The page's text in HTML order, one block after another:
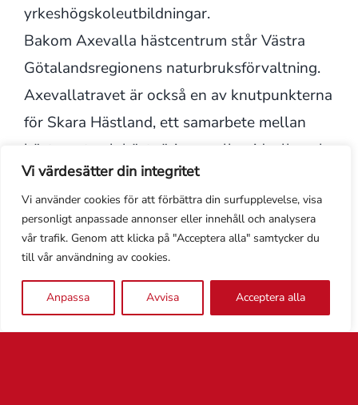
Vi värdesätter din integritet
Vi använder cookies för att förbättra din surfupplevelse, visa
personligt anpassade annonser eller innehåll och analysera
vår trafik. Genom att klicka på "Acceptera alla" samtycker du
till vår användning av cookies.
Anpassa Avvisa Acceptera alla
yrkeshögskoleutbildningar.
Bakom Axevalla hästcentrum står Västra
Götalandsregionens naturbruksförvaltning.
Axevallatravet är också en av knutpunkterna
för Skara Hästland, ett samarbete mellan
hästsport och hästnäring, mellan ideella och
professionella krafter i hästsektorn.
Axevalla är så mycket mer än en av Sveriges
större travbanor. Här finns både ovalbana
och passbana för islandshäst, moderna stall
och stora ridhus. Dessutom finns
hovslagarskola, veterinärklinik och